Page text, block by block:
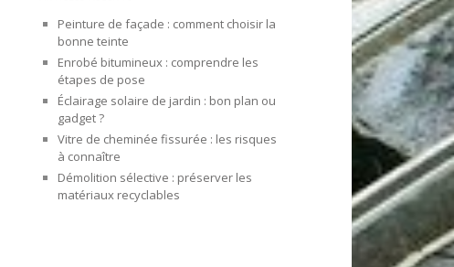
Peinture de façade : comment choisir la
bonne teinte
Enrobé bitumineux : comprendre les
étapes de pose
Éclairage solaire de jardin : bon plan ou
gadget ?
Vitre de cheminée fissurée : les risques
à connaître
Démolition sélective : préserver les
matériaux recyclables